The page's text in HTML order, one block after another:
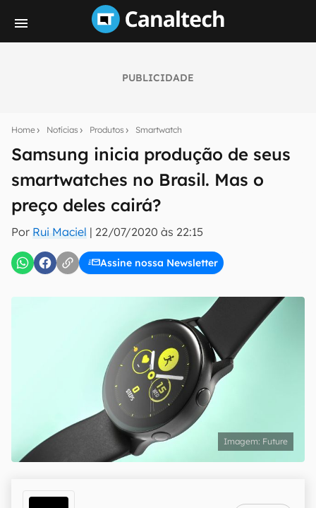
PUBLICIDADE
Home Notícias Produtos Smartwatch
Samsung inicia produção de seus
smartwatches no Brasil. Mas o
preço deles cairá?
Por Rui Maciel | 22/07/2020 às 22:15
Assine nossa Newsletter
notícias e reviews sobre tecnologia em primeira
E-mail
inscreva-se
Uso e Política de Privacidade do Canaltech.
Future